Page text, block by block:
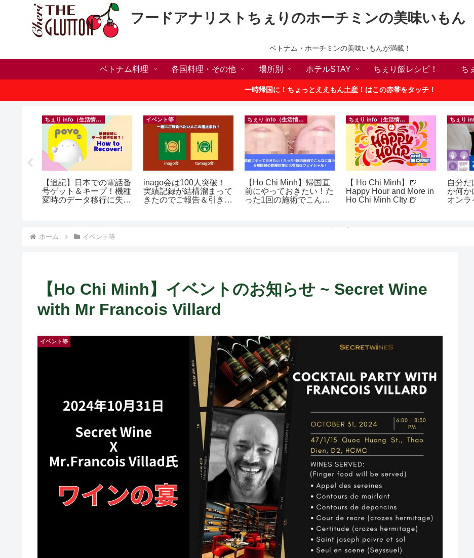
フードアナリストちぇりのホーチミンの美味いもん
ベトナム・ホーチミンの美味いもんが満載！
ベトナム料理 各国料理・その他 場所別 ホテルSTAY ちぇり飯レシピ！ ち
一時帰国に！ちょっとええもん土産！はこの赤帯をタッチ！
ちぇり info（生活情報）
【追記】日本での電話番
号ゲット＆キープ！機種
変時のデータ移行に失敗
イベント等
inago会は100人突破！
実績記録が結構溜まって
きたのでご報告＆引き続
ちぇり info（生活情報）
【Ho Chi Minh】帰国直
前にやっておきたい！た
った1回の施術でこんな
ちぇり info（生活情報）
【 Ho Chi Minh】🍺
Happy Hour and More in
Ho Chi Minh CIty 🍺
自分
が何か
オンラ
ホーム イベント等
【Ho Chi Minh】イベントのお知らせ ~ Secret Wine
with Mr Francois Villard
イベント等